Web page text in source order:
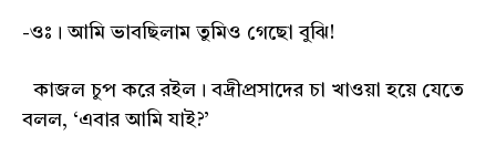
-ওঃ। আমি ভাবছিলাম তুমিও গেছো বুঝি!
কাজল চুপ করে রইল। বদ্রীপ্রসাদের চা খাওয়া হয়ে যেতে
বলল, ‘এবার আমি যাই?’